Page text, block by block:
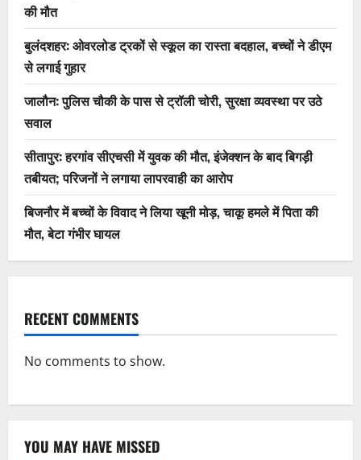
की मौत
बुलंदशहर: ओवरलोड ट्रकों से स्कूल का रास्ता बदहाल, बच्चों ने डीएम
से लगाई गुहार
जालौन: पुलिस चौकी के पास से ट्रॉली चोरी, सुरक्षा व्यवस्था पर उठे
सवाल
सीतापुर: हरगांव सीएचसी में युवक की मौत, इंजेक्शन के बाद बिगड़ी
तबीयत; परिजनों ने लगाया लापरवाही का आरोप
बिजनौर में बच्चों के विवाद ने लिया खूनी मोड़, चाकू हमले में पिता की
मौत, बेटा गंभीर घायल
RECENT COMMENTS
No comments to show.
YOU MAY HAVE MISSED